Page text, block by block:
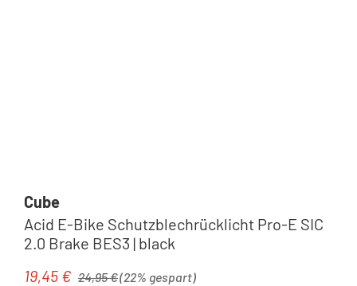
Cube
Acid E-Bike Schutzblechrücklicht Pro-E SIC
2.0 Brake BES3 | black
Verkaufspreis:
19,45 € Regulärer Preis:
24,95 €(22% gespart)